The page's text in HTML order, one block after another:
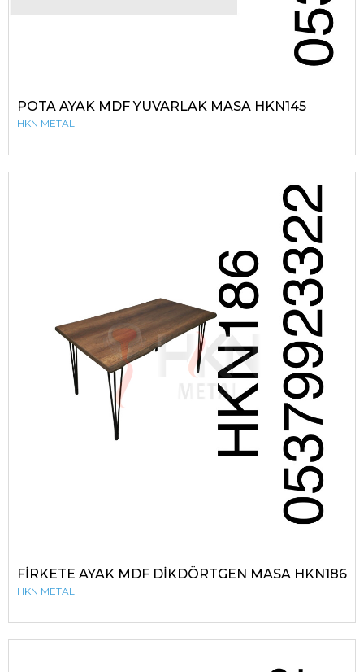
POTA AYAK MDF YUVARLAK MASA HKN145
HKN METAL
FİRKETE AYAK MDF DİKDÖRTGEN MASA HKN186
HKN METAL